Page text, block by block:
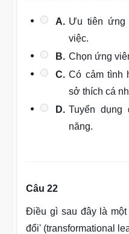
A. Ưu tiên ứng
việc.
B. Chọn ứng
C. Có cảm tình
sở thích cá
D. Tuyển
năng.
Câu 22
Điều gì sau đây là
đổi' (transformational